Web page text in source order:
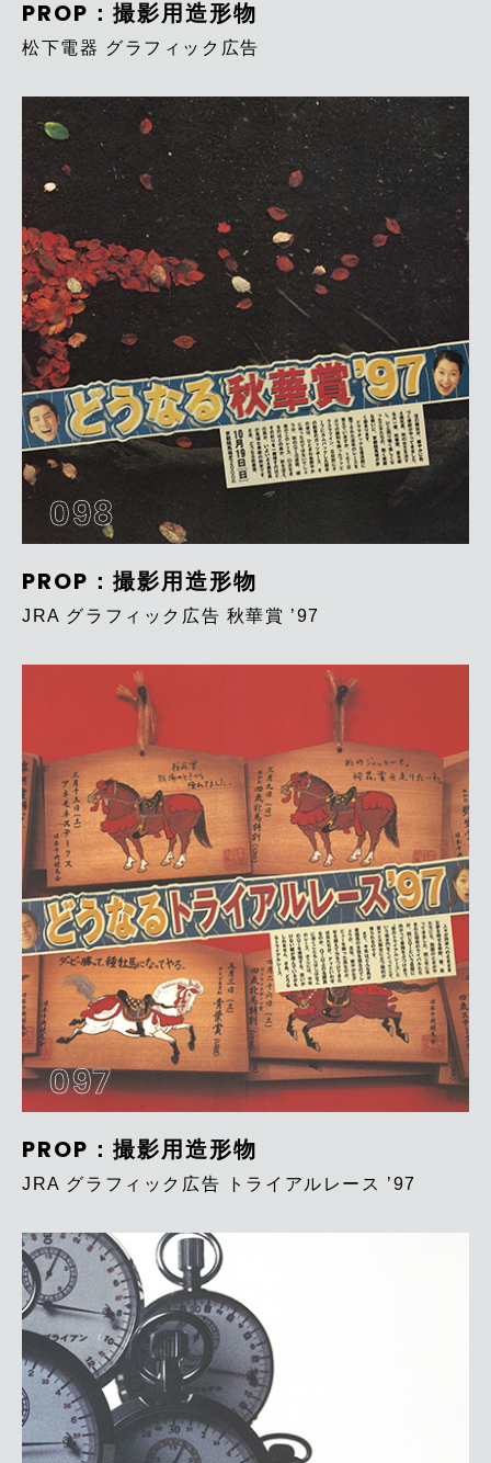
PROP：撮影用造形物
松下電器 グラフィック広告
098
PROP：撮影用造形物
JRA グラフィック広告 秋華賞 ’97
097
PROP：撮影用造形物
JRA グラフィック広告 トライアルレース ’97